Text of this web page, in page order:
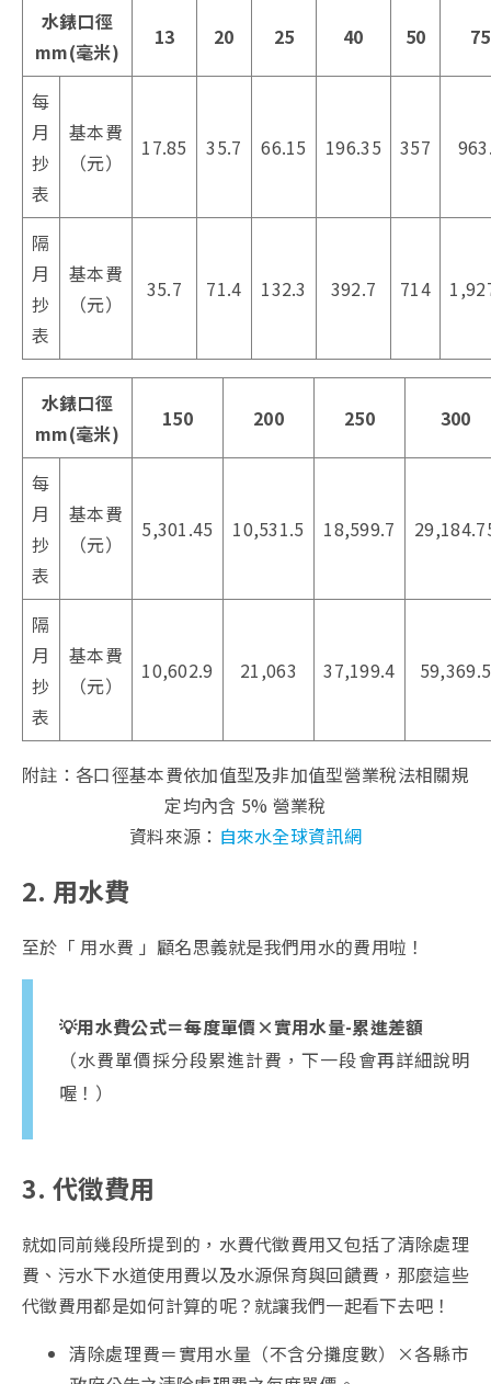
水錶口徑
mm(毫米)
13 20 25 40 50 75
每
月
抄
表
基本費
（元）
17.85 35.7 66.15 196.35 357
隔
月
抄
表
基本費
（元）
35.7 71.4 132.3 392.7 714
水錶口徑
mm(毫米)
150 200 250 300
每
月
抄
表
基本費
（元）
5,301.45 10,531.5 18,599.7
隔
月
抄
表
基本費
（元）
10,602.9 21,063 37,199.4 59,369.5
附註：各口徑基本費依加值型及非加值型營業稅法相關規
定均內含 5% 營業稅
資料來源： 自來水全球資訊網
2. 用水費
至於「 用水費 」顧名思義就是我們用水的費用啦！
💡用水費公式＝每度單價×實用水量-累進差額
（水費單價採分段累進計費，下一段會再詳細說明
喔！）
3. 代徵費用
就如同前幾段所提到的，水費代徵費用又包括了清除處理
費、污水下水道使用費以及水源保育與回饋費，那麼這些
代徵費用都是如何計算的呢？就讓我們一起看下去吧！
清除處理費＝實用水量（不含分攤度數）×各縣市